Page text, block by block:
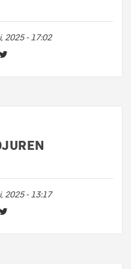
2025 - 17:02
2025 - 13:17